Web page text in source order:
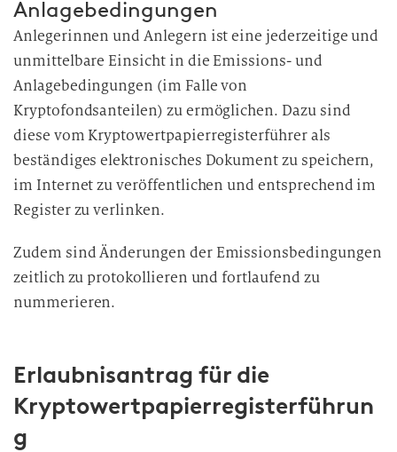
Anlagebedingungen
Anlegerinnen und Anlegern ist eine jederzeitige und
unmittelbare Einsicht in die Emissions- und
Anlagebedingungen (im Falle von
Kryptofondsanteilen) zu ermöglichen. Dazu sind
diese vom Kryptowertpapierregisterführer als
beständiges elektronisches Dokument zu speichern,
im Internet zu veröffentlichen und entsprechend im
Register zu verlinken.
Zudem sind Änderungen der Emissionsbedingungen
zeitlich zu protokollieren und fortlaufend zu
nummerieren.
Erlaubnisantrag für die
Kryptowertpapierregisterführun
g